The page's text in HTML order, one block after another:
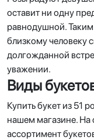
оставит ни одну
равнодушной.
близкому человеку
долгожданной
уважении.
Виды
Купить букет из 51
нашем магазине. На
ассортимент